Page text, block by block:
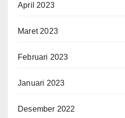
April 2023
Maret 2023
Februari 2023
Januari 2023
Desember 2022